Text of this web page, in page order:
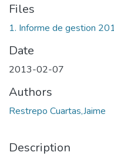
Files
1. Informe de gestion
Date
2013-02-07
Authors
Restrepo Cuartas,Jaime
Description